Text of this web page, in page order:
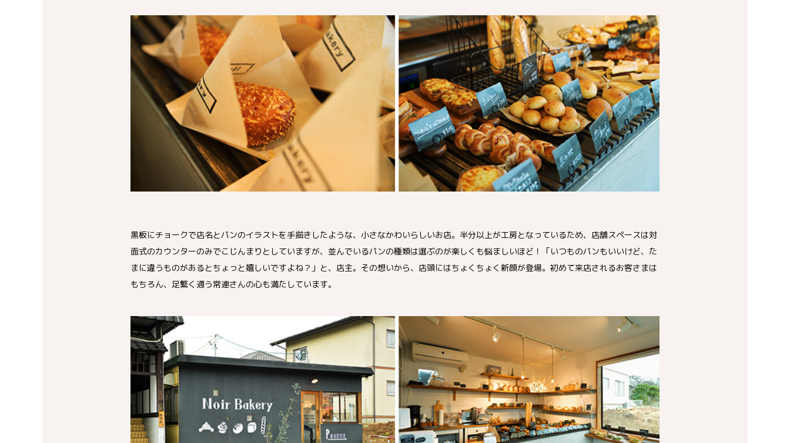
黒板にチョークで店名とパンのイラストを手描きしたような、小さなかわいらしいお店。半分以上が工房となっているため、店舗スペースは対
面式のカウンターのみでこじんまりとしていますが、並んでいるパンの種類は選ぶのが楽しくも悩ましいほど！「いつものパンもいいけど、た
まに違うものがあるとちょっと嬉しいですよね？」と、店主。その想いから、店頭にはちょくちょく新顔が登場。初めて来店されるお客さまは
もちろん、足繁く通う常連さんの心も満たしています。